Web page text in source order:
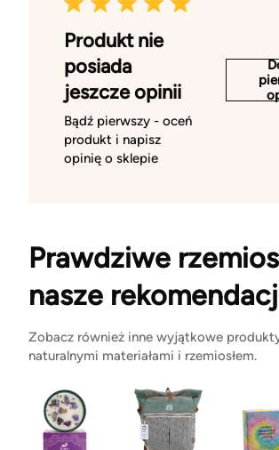
Produkt nie
posiada
jeszcze opinii
Bądź pierwszy - oceń
produkt i napisz
opinię o sklepie
Prawdziwe
nasze
Zobacz również inne wyjątkowe
naturalnymi materiałami i rzemiosłem.